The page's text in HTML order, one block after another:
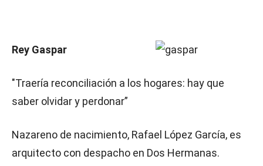
Rey Gaspar
"Traería reconciliación a los hogares: hay que
saber olvidar y perdonar”
Nazareno de nacimiento, Rafael López García, es
arquitecto con despacho en Dos Hermanas.